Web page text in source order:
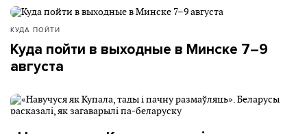
КУДА ПОЙТИ
Куда пойти в выходные в Минске 7–9
августа